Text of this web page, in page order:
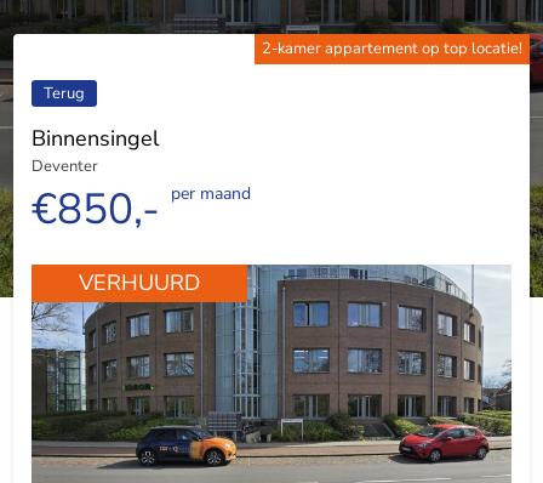
2-kamer appartement op top locatie!
Terug
Binnensingel
Deventer
€850,- per maand
VERHUURD